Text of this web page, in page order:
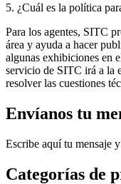
5. ¿Cuál es la política
Para los agentes, SITC
área y ayuda a hacer
algunas exhibiciones en
servicio de SITC irá a la
resolver las cuestiones
Envíanos tu
Escribe aquí tu mensaje
Categorías de